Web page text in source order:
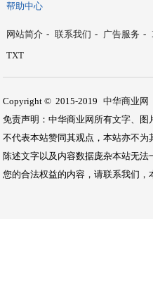
帮助中心
网站简介 - 联系我们 - 广告服务 -
TXT
Copyright © 2015-2019 中华商业网
免责声明：中华商业网所有文字、图
不代表本站赞同其观点，本站亦不
陈述文字以及内容数据庞杂本站无
您的合法权益的内容，请联系我们，